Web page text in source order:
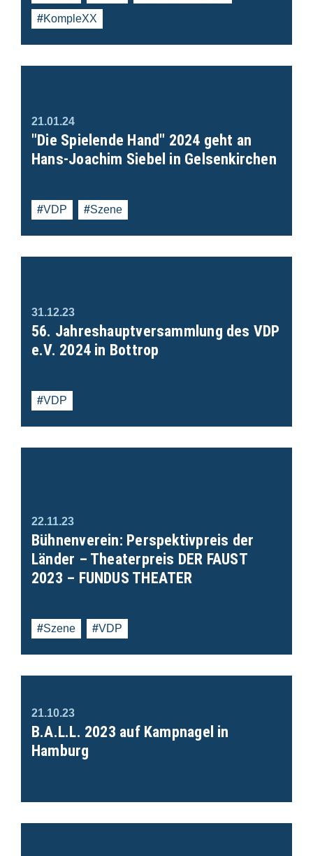
KompleXX
21.01.24
"Die Spielende Hand" 2024 geht an
Hans-Joachim Siebel in Gelsenkirchen
VDP Szene
31.12.23
56. Jahreshauptversammlung des VDP
e.V. 2024 in Bottrop
VDP
22.11.23
Bühnenverein: Perspektivpreis der
Länder – Theaterpreis DER FAUST
2023 – FUNDUS THEATER
Szene VDP
21.10.23
B.A.L.L. 2023 auf Kampnagel in
Hamburg